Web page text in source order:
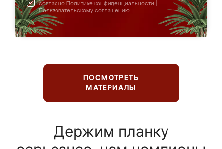
согласно Политике конфиденциальности
Пользовательскому соглашению
ПОСМОТРЕТЬ
МАТЕРИАЛЫ
Держим планку